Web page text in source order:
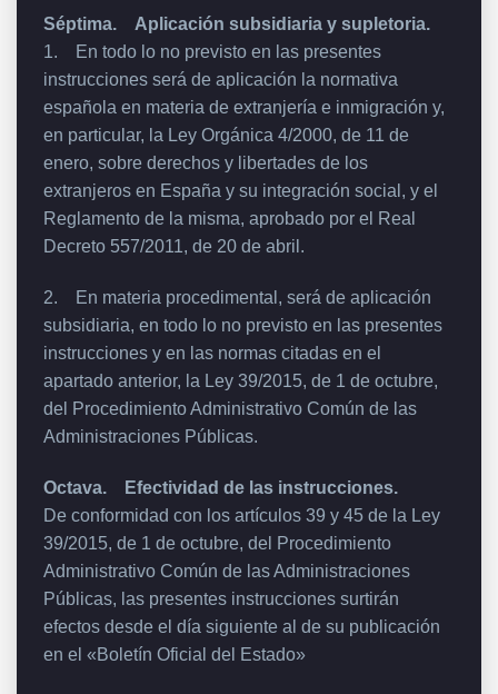
Séptima. Aplicación subsidiaria y supletoria.
1. En todo lo no previsto en las presentes
instrucciones será de aplicación la normativa
española en materia de extranjería e inmigración y,
en particular, la Ley Orgánica 4/2000, de 11 de
enero, sobre derechos y libertades de los
extranjeros en España y su integración social, y el
Reglamento de la misma, aprobado por el Real
Decreto 557/2011, de 20 de abril.
2. En materia procedimental, será de aplicación
subsidiaria, en todo lo no previsto en las presentes
instrucciones y en las normas citadas en el
apartado anterior, la Ley 39/2015, de 1 de octubre,
del Procedimiento Administrativo Común de las
Administraciones Públicas.
Octava. Efectividad de las instrucciones.
De conformidad con los artículos 39 y 45 de la Ley
39/2015, de 1 de octubre, del Procedimiento
Administrativo Común de las Administraciones
Públicas, las presentes instrucciones surtirán
efectos desde el día siguiente al de su publicación
en el «Boletín Oficial del Estado»